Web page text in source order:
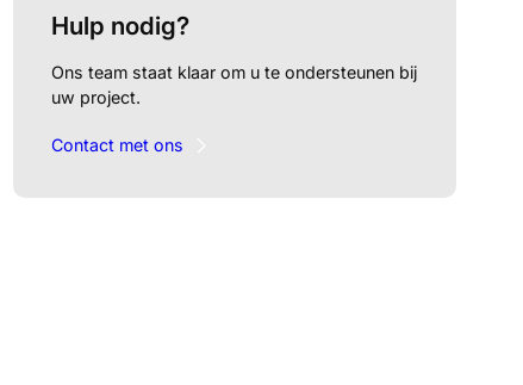
Hulp nodig?
Ons team staat klaar om u te ondersteunen bij
uw project.
Contact met ons